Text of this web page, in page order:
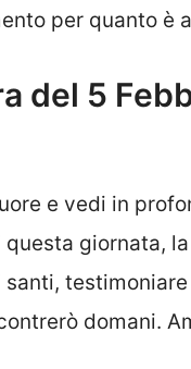
per quanto è
del 5
e vedi in
giornata,
domani.